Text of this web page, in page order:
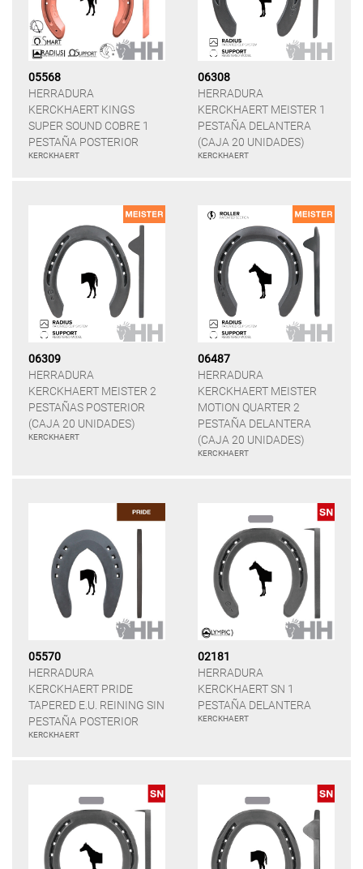
05568
HERRADURA
KERCKHAERT KINGS
SUPER SOUND COBRE 1
PESTAÑA POSTERIOR
KERCKHAERT
06308
HERRADURA
KERCKHAERT MEISTER 1
PESTAÑA DELANTERA
(CAJA 20 UNIDADES)
KERCKHAERT
06309
HERRADURA
KERCKHAERT MEISTER 2
PESTAÑAS POSTERIOR
(CAJA 20 UNIDADES)
KERCKHAERT
06487
HERRADURA
KERCKHAERT MEISTER
MOTION QUARTER 2
PESTAÑA DELANTERA
(CAJA 20 UNIDADES)
KERCKHAERT
05570
HERRADURA
KERCKHAERT PRIDE
TAPERED E.U. REINING SIN
PESTAÑA POSTERIOR
KERCKHAERT
02181
HERRADURA
KERCKHAERT SN 1
PESTAÑA DELANTERA
KERCKHAERT